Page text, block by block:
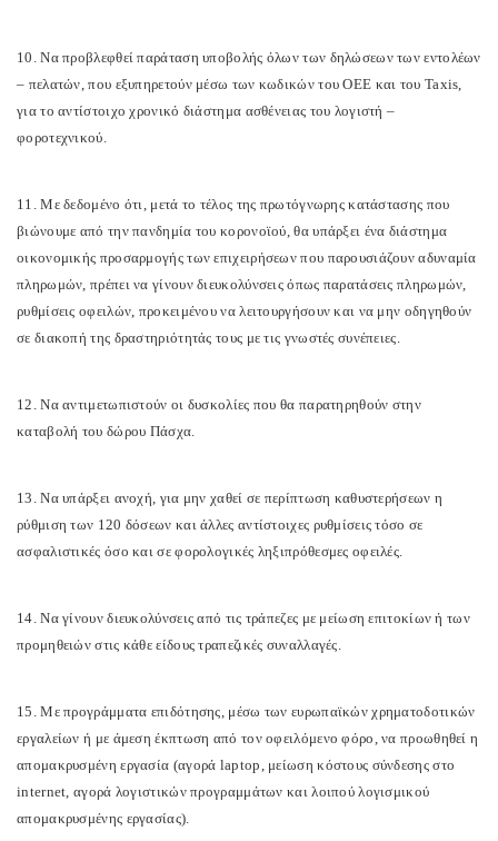
10. Να προβλεφθεί παράταση υποβολής όλων των δηλώσεων των εντολέων
– πελατών, που εξυπηρετούν μέσω των κωδικών του ΟΕΕ και του Taxis,
για το αντίστοιχο χρονικό διάστημα ασθένειας του λογιστή –
φοροτεχνικού.
11. Με δεδομένο ότι, μετά το τέλος της πρωτόγνωρης κατάστασης που
βιώνουμε από την πανδημία του κορονοϊού, θα υπάρξει ένα διάστημα
οικονομικής προσαρμογής των επιχειρήσεων που παρουσιάζουν αδυναμία
πληρωμών, πρέπει να γίνουν διευκολύνσεις όπως παρατάσεις πληρωμών,
ρυθμίσεις οφειλών, προκειμένου να λειτουργήσουν και να μην οδηγηθούν
σε διακοπή της δραστηριότητάς τους με τις γνωστές συνέπειες.
12. Να αντιμετωπιστούν οι δυσκολίες που θα παρατηρηθούν στην
καταβολή του δώρου Πάσχα.
13. Να υπάρξει ανοχή, για μην χαθεί σε περίπτωση καθυστερήσεων η
ρύθμιση των 120 δόσεων και άλλες αντίστοιχες ρυθμίσεις τόσο σε
ασφαλιστικές όσο και σε φορολογικές ληξιπρόθεσμες οφειλές.
14. Να γίνουν διευκολύνσεις από τις τράπεζες με μείωση επιτοκίων ή των
προμηθειών στις κάθε είδους τραπεζικές συναλλαγές.
15. Με προγράμματα επιδότησης, μέσω των ευρωπαϊκών χρηματοδοτικών
εργαλείων ή με άμεση έκπτωση από τον οφειλόμενο φόρο, να προωθηθεί η
απομακρυσμένη εργασία (αγορά laptop, μείωση κόστους σύνδεσης στο
internet, αγορά λογιστικών προγραμμάτων και λοιπού λογισμικού
απομακρυσμένης εργασίας).